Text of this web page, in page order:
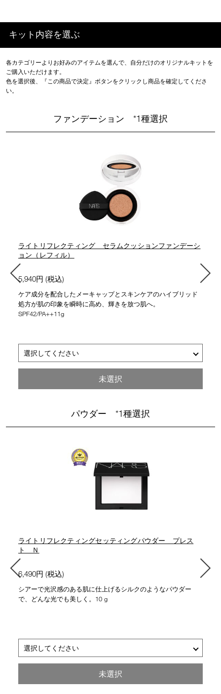
キット内容を選ぶ
各カテゴリーよりお好みのアイテムを選んで、自分だけのオリジナルキットを
ご購入いただけます。
色を選択後、『この商品で決定』ボタンをクリックし商品を確定してくださ
い。
ファンデーション *1種選択
ライトリフレクティング セラムクッションファンデーシ
ョン（レフィル）
5,940円 (税込)
ケア成分を配合したメーキャップとスキンケアのハイブリッド
処方が肌の印象を瞬時に高め、輝きを放つ肌へ。
SPF42/PA++11g
選択してください
■ 03789 SEOUL ライト 0.75 ピンクベースの非常に明るいシェード
■ 03790 MONT BLANC ライト 2 ピンクとイエローのバランスのとれた非常に明るいシェード
■ 03791 FINLAND ライト 2.25 イエローベースの非常に明るいシェード
■ 03792 DEAUVILLE ライト 4 ピンクとイエローのバランスのとれた明るいシェード
■ 03793 SAMCHEONG ライト 4.25 ピンクベースの明るいシェード
■ 03794 VIENNA ライト 4.5 ピーチベースの明るいシェード
■ 03795 PUNJAB ミディアム 1 イエローベ―スの中間的な明るさのシェード
■ 03796 BARCELONA ミディアム 4 イエローベ―スの健康的な明るさのシェード
未選択
パウダー *1種選択
ライトリフレクティングセッティングパウダー プレス
ト Ｎ
6,490円 (税込)
シアーで光沢感のある肌に仕上げるシルクのようなパウダー
で、どんな光でも美しく。10 g
選択してください
■ 05555 FOG ライト
■ 5894 CRYSTAL トランスルーセント
未選択